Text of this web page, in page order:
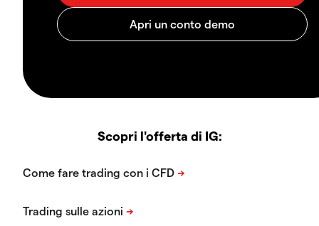
Scopri l'offerta di IG: